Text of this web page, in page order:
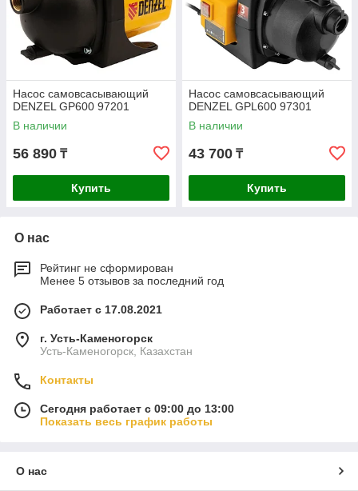
Насос самовсасывающий
DENZEL GP600 97201
В наличии
56 890 ₸
Купить
Насос самовсасывающий
DENZEL GPL600 97301
В наличии
43 700 ₸
Купить
О нас
Рейтинг не сформирован
Менее 5 отзывов за последний год
Работает с 17.08.2021
г. Усть-Каменогорск
Усть-Каменогорск, Казахстан
Контакты
Сегодня работает с 09:00 до 13:00
Показать весь график работы
О нас